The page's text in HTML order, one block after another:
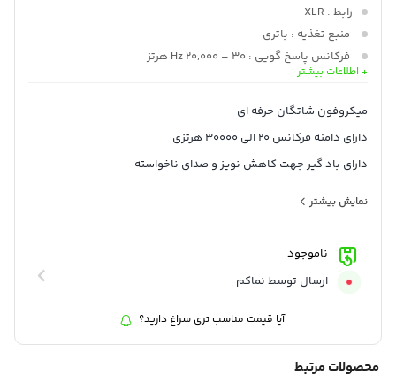
رابط : XLR
منبع تغذیه : باتری
فرکانس پاسخ گویی : 30 – 20,000 Hz هرتز
حساسیت: منفی 33 الی 1 دسی بل دسی بل
الگوی قطبی: Supercardioid
ابعاد : 380*30*30 میلی متر
وزن: 226 گرم
+ اطلاعات بیشتر
میکروفون شاتگان حرفه ای
دارای دامنه فرکانس 20 الی 30000 هرتزی
دارای باد گیر جهت کاهش نویز و صدای ناخواسته
آمپدانس 300 اهم با فانتوم پاورم و 500 اهم با باتری AA
قابل استفاده از طریق فانتوم پاور و یا باتری AA
دارای محافظ باد حرفه ای
دارای فیلتر High Pass دو مرحله ای
نمایش بیشتر
ناموجود
ارسال توسط نماکم
آیا قیمت مناسب تری سراغ دارید؟
محصولات مرتبط